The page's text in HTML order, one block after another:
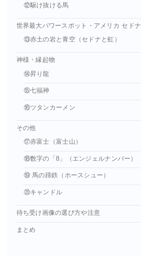
⑫駆け抜ける馬
世界最大パワースポット・アメリカ セドナ
⑬赤土の岩と青空（セドナと虹）
神様・縁起物
⑭昇り龍
⑮七福神
⑯ツタンカーメン
その他
⑰赤富士（富士山）
⑱数字の「8」（エンジェルナンバー）
⑲ 馬の蹄鉄（ホースシュー）
⑳キャンドル
待ち受け画像の選び方や注意
まとめ